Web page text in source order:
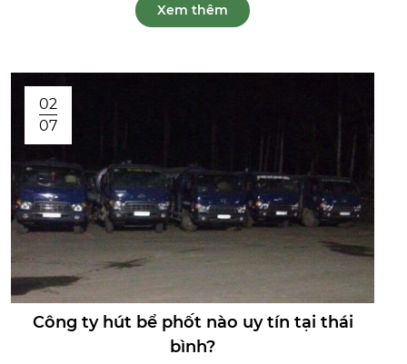
Xem thêm
02
07
Công ty hút bể phốt nào uy tín tại thái
bình?